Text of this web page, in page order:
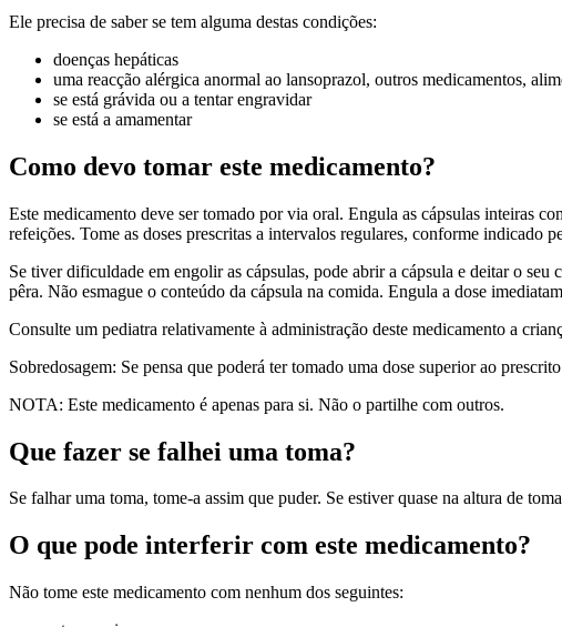
Ele precisa de saber se tem alguma destas condições:
doenças hepáticas
uma reacção alérgica anormal ao lansoprazol, outros medicamentos,
se está grávida ou a tentar engravidar
se está a amamentar
Como devo tomar este medicamento?
Este medicamento deve ser tomado por via oral. Engula as cápsulas inteiras
refeições. Tome as doses prescritas a intervalos regulares, conforme indicado
Se tiver dificuldade em engolir as cápsulas, pode abrir a cápsula e deitar o
pêra. Não esmague o conteúdo da cápsula na comida. Engula a dose
Consulte um pediatra relativamente à administração deste medicamento a
Sobredosagem: Se pensa que poderá ter tomado uma dose superior ao
NOTA: Este medicamento é apenas para si. Não o partilhe com outros.
Que fazer se falhei uma toma?
Se falhar uma toma, tome-a assim que puder. Se estiver quase na altura de
O que pode interferir com este medicamento?
Não tome este medicamento com nenhum dos seguintes: